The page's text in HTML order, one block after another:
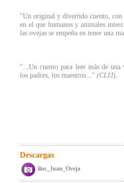
"Un original y divertido cuento, con
en el que humanos y animales
las ovejas se empeña en tener una
"...Un cuento para leer más de
los padres, los maestros..." (CLIJ).
Descargas
ilus_Juan_Oveja